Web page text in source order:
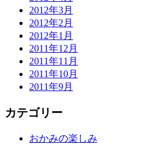
2012年3月
2012年2月
2012年1月
2011年12月
2011年11月
2011年10月
2011年9月
カテゴリー
おかみの楽しみ